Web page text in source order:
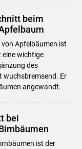
beim
von Apfelbäumen ist
eine wichtige
des
wuchsbremsend. Er
angewandt.
bei
ist der